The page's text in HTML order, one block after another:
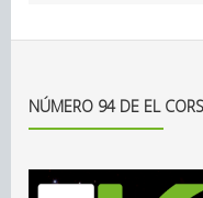
NÚMERO 94 DE EL